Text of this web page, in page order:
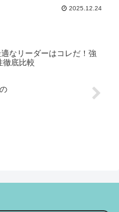
オモリの号数、エサの付け
えるだけで、釣果が大きく
2025.12.24
なリーダーはコレだ！強
徹底比較